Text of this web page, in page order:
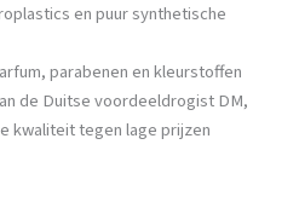
en puur synthetische
parabenen en kleurstoffen
de Duitse voordeeldrogist DM,
kwaliteit tegen lage prijzen